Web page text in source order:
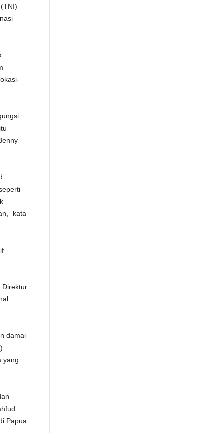
kata
Direktur
damai
yang
Papua.